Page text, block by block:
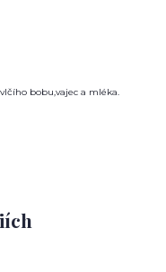
bobu,vajec a mléka.